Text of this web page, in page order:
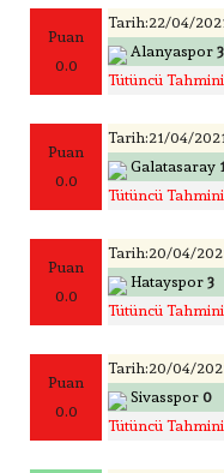
Puan
0.0
Tarih:22/04/
Alanyaspor 3
Tütüncü
Puan
0.0
Tarih:21/04/
Galatasaray
Tütüncü
Puan
0.0
Tarih:20/04/
Hatayspor 3
Tütüncü
Puan
0.0
Tarih:20/04/
Sivasspor 0
Tütüncü